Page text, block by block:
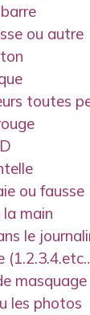
ou autre
toutes
ou fausse
main
le
les photos